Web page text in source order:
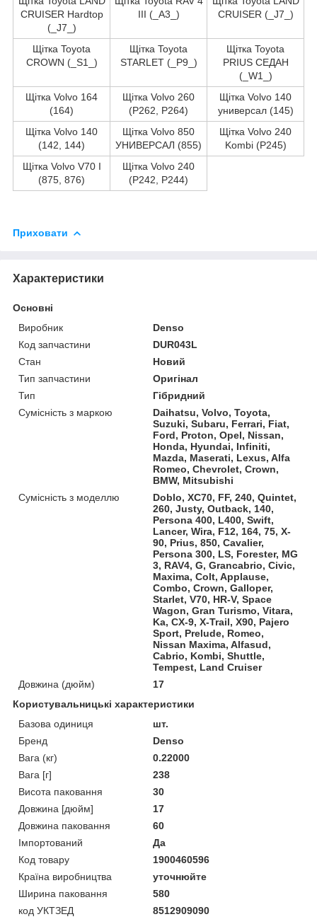
CRUISER Hardtop
(_J7_)
III (_A3_)
CRUISER (_J7_)
Щітка Toyota
CROWN (_S1_)
Щітка Toyota
STARLET (_P9_)
Щітка Toyota
PRIUS СЕДАН
(_W1_)
Щітка Volvo 164
(164)
Щітка Volvo 260
(P262, P264)
Щітка Volvo 140
универсал (145)
Щітка Volvo 140
(142, 144)
Щітка Volvo 850
УНИВЕРСАЛ (855)
Щітка Volvo 240
Kombi (P245)
Щітка Volvo V70 I
(875, 876)
Щітка Volvo 240
(P242, P244)
Приховати
Характеристики
Основні
Виробник
Denso
Код запчастини
DUR043L
Стан
Новий
Тип запчастини
Оригінал
Тип
Гібридний
Сумісність з маркою
Daihatsu, Volvo, Toyota,
Suzuki, Subaru, Ferrari, Fiat,
Ford, Proton, Opel, Nissan,
Honda, Hyundai, Infiniti,
Mazda, Maserati, Lexus, Alfa
Romeo, Chevrolet, Crown,
BMW, Mitsubishi
Сумісність з моделлю
Doblo, XC70, FF, 240, Quintet,
260, Justy, Outback, 140,
Persona 400, L400, Swift,
Lancer, Wira, F12, 164, 75, X-
90, Prius, 850, Cavalier,
Persona 300, LS, Forester, MG
3, RAV4, G, Grancabrio, Civic,
Maxima, Colt, Applause,
Combo, Crown, Galloper,
Starlet, V70, HR-V, Space
Wagon, Gran Turismo, Vitara,
Ka, CX-9, X-Trail, X90, Pajero
Sport, Prelude, Romeo,
Nissan Maxima, Alfasud,
Cabrio, Kombi, Shuttle,
Tempest, Land Cruiser
Довжина (дюйм)
17
Користувальницькі характеристики
Базова одиниця
шт.
Бренд
Denso
Вага (кг)
0.22000
Вага [г]
238
Висота паковання
30
Довжина [дюйм]
17
Довжина паковання
60
Імпортований
Да
Код товару
1900460596
Країна виробництва
уточнюйте
Ширина паковання
580
код УКТЗЕД
8512909090